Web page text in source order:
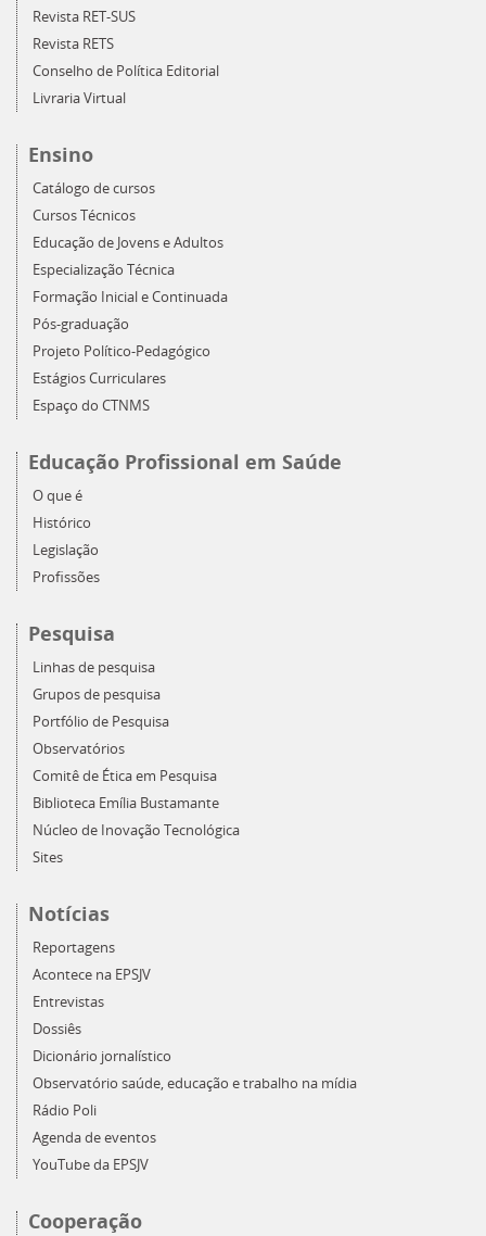
Revista RET-SUS
Revista RETS
Conselho de Política Editorial
Livraria Virtual
Ensino
Catálogo de cursos
Cursos Técnicos
Educação de Jovens e Adultos
Especialização Técnica
Formação Inicial e Continuada
Pós-graduação
Projeto Político-Pedagógico
Estágios Curriculares
Espaço do CTNMS
Educação Profissional em Saúde
O que é
Histórico
Legislação
Profissões
Pesquisa
Linhas de pesquisa
Grupos de pesquisa
Portfólio de Pesquisa
Observatórios
Comitê de Ética em Pesquisa
Biblioteca Emília Bustamante
Núcleo de Inovação Tecnológica
Sites
Notícias
Reportagens
Acontece na EPSJV
Entrevistas
Dossiês
Dicionário jornalístico
Observatório saúde, educação e trabalho na mídia
Rádio Poli
Agenda de eventos
YouTube da EPSJV
Cooperação